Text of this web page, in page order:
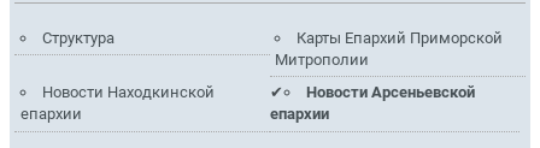
Структура
Карты Епархий Приморской
Митрополии
Новости Находкинской
епархии
Новости Арсеньевской
епархии